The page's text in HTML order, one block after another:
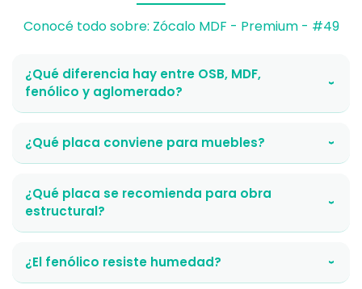
Conocé todo sobre: Zócalo MDF - Premium - #49
¿Qué diferencia hay entre OSB, MDF,
fenólico y aglomerado?
›
¿Qué placa conviene para muebles? ›
¿Qué placa se recomienda para obra
estructural?
›
¿El fenólico resiste humedad? ›